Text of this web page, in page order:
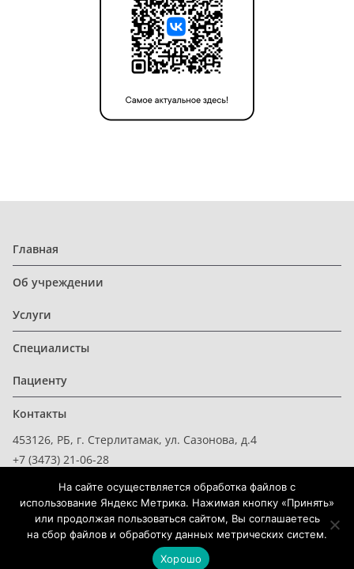
Главная
Об учреждении
Услуги
Специалисты
Пациенту
Контакты
453126, РБ, г. Стерлитамак, ул. Сазонова, д.4
+7 (3473) 21-06-28
Копирайт © 2026Санаторий для детей Радуга города
. Все права защищены.
от ThemeGrill. Создано на
На сайте осуществляется обработка файлов с
использование Яндекс Метрика. Нажимая кнопку «Принять»
или продолжая пользоваться сайтом, Вы соглашаетесь
на сбор файлов и обработку данных метрических систем.
Хорошо